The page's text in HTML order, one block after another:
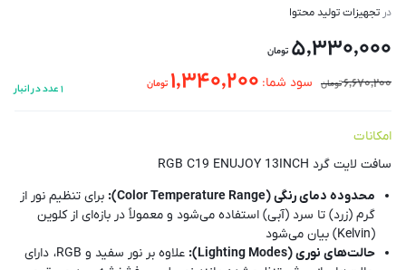
در تجهیزات تولید محتوا
5,330,000 تومان
6,670,200تومان سود شما: 1,340,200 تومان 1 عدد در انبار
امکانات
سافت لايت گرد RGB C19 ENUJOY 13INCH
محدوده دمای رنگی (Color Temperature Range):
برای تنظیم نور از
گرم (زرد) تا سرد (آبی) استفاده می‌شود و معمولاً در بازه‌ای از کلوین
(Kelvin) بیان می‌شود
حالت‌های نوری (Lighting Modes):
علاوه بر نور سفید و RGB، دارای